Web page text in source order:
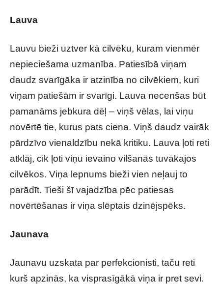
Lauva
Lauvu bieži uztver kā cilvēku, kuram vienmēr
nepieciešama uzmanība. Patiesībā viņam
daudz svarīgāka ir atzinība no cilvēkiem, kuri
viņam patiešām ir svarīgi. Lauva necenšas būt
pamanāms jebkura dēļ – viņš vēlas, lai viņu
novērtē tie, kurus pats ciena. Viņš daudz vairāk
pārdzīvo vienaldzību nekā kritiku. Lauva ļoti reti
atklāj, cik ļoti viņu ievaino vilšanās tuvākajos
cilvēkos. Viņa lepnums bieži vien neļauj to
parādīt. Tieši šī vajadzība pēc patiesas
novērtēšanas ir viņa slēptais dzinējspēks.
Jaunava
Jaunavu uzskata par perfekcionisti, taču reti
kurš apzinās, ka visprasīgākā viņa ir pret sevi.